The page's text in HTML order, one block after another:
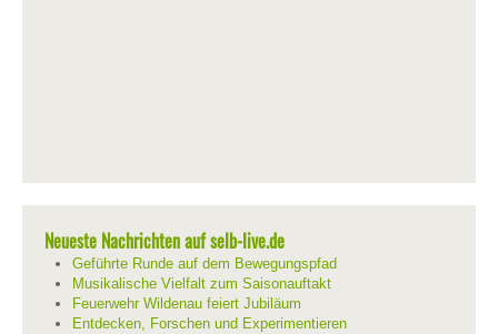
Neueste Nachrichten auf selb-live.de
Geführte Runde auf dem Bewegungspfad
Musikalische Vielfalt zum Saisonauftakt
Feuerwehr Wildenau feiert Jubiläum
Entdecken, Forschen und Experimentieren